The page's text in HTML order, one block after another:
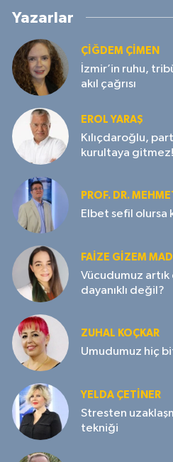
Yazarlar
ÇIĞDEM ÇIMEN
İzmir’in ruhu,
akıl çağrısı
EROL YARAŞ
Kılıçdaroğlu,
kurultaya gitmez!
PROF. DR.
Elbet sefil olursa
FAIZE GIZEM
Vücudumuz
dayanıklı değil?
ZUHAL KOÇKAR
Umudumuz hiç
YELDA ÇETİNER
Stresten
tekniği